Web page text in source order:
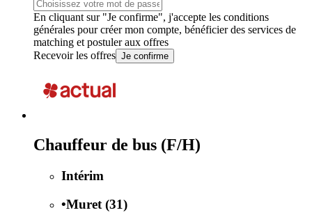
En cliquant sur "Je confirme", j'accepte les conditions
générales pour créer mon compte, bénéficier des services de
matching et postuler aux offres
Recevoir les offres Je confirme
Chauffeur de bus (F/H)
Intérim
•Muret (31)